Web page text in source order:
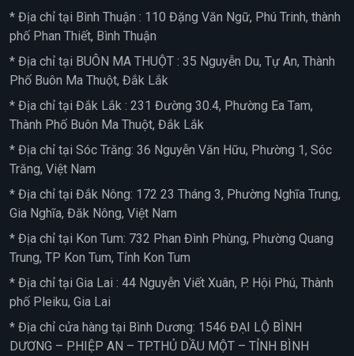
* Địa chỉ tại Bình Thuận : 110 Đặng Văn Ngữ, Phú Trinh, thành
phố Phan Thiết, Bình Thuận
* Địa chỉ tại BUÔN MA THUỘT : 35 Nguyễn Du, Tự An, Thành
Phố Buôn Ma Thuột, Đắk Lắk
* Địa chỉ tại Đắk Lắk : 231 Đường 30.4, Phường Ea Tam,
Thành Phố Buôn Ma Thuột, Đắk Lắk
* Địa chỉ tại Sóc Trăng: 36 Nguyễn Văn Hữu, Phường 1, Sóc
Trăng, Việt Nam
* Địa chỉ tại Đắk Nông: 172 23 Tháng 3, Phường Nghĩa Trung,
Gia Nghĩa, Đăk Nông, Việt Nam
* Địa chỉ tại Kon Tum: 732 Phan Đình Phùng, Phường Quang
Trung, TP Kon Tum, Tỉnh Kon Tum
* Địa chỉ tại Gia Lai : 44 Nguyễn Viết Xuân, P. Hội Phú, Thành
phố Pleiku, Gia Lai
* Địa chỉ cửa hàng tại Bình Dương: 1546 ĐẠI LỘ BÌNH
DƯƠNG – P.HIỆP AN – TP.THỦ DẦU MỘT – TỈNH BÌNH